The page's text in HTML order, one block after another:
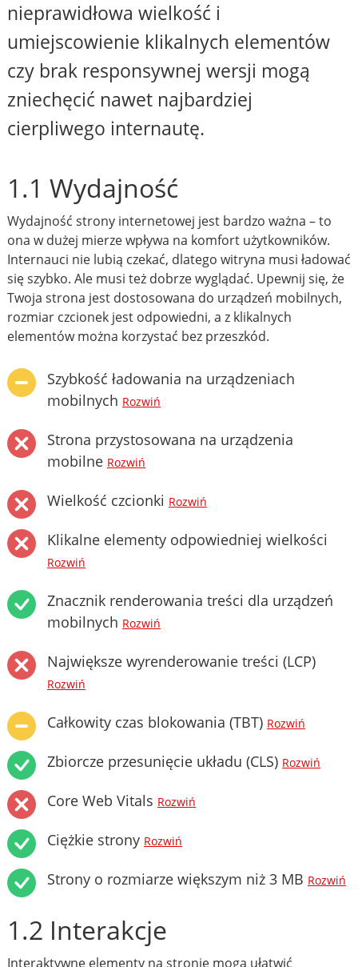
nieprawidłowa wielkość i
umiejscowienie klikalnych elementów
czy brak responsywnej wersji mogą
zniechęcić nawet najbardziej
cierpliwego internautę.
1.1 Wydajność
Wydajność strony internetowej jest bardzo ważna – to
ona w dużej mierze wpływa na komfort użytkowników.
Internauci nie lubią czekać, dlatego witryna musi ładować
się szybko. Ale musi też dobrze wyglądać. Upewnij się, że
Twoja strona jest dostosowana do urządzeń mobilnych,
rozmiar czcionek jest odpowiedni, a z klikalnych
elementów można korzystać bez przeszkód.
Szybkość ładowania na urządzeniach
mobilnych Rozwiń
Strona przystosowana na urządzenia
mobilne Rozwiń
Wielkość czcionki Rozwiń
Klikalne elementy odpowiedniej wielkości
Rozwiń
Znacznik renderowania treści dla urządzeń
mobilnych Rozwiń
Największe wyrenderowanie treści (LCP)
Rozwiń
Całkowity czas blokowania (TBT) Rozwiń
Zbiorcze przesunięcie układu (CLS) Rozwiń
Core Web Vitals Rozwiń
Ciężkie strony Rozwiń
Strony o rozmiarze większym niż 3 MB Rozwiń
1.2 Interakcje
Interaktywne elementy na stronie mogą ułatwić